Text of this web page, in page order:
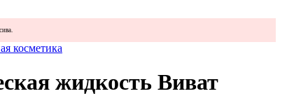
косметика
жидкость Виват